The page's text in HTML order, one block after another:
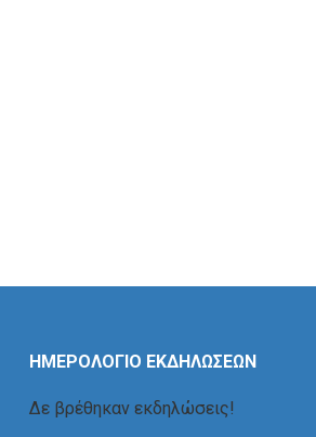
ΗΜΕΡΟΛΟΓΙΟ ΕΚΔΗΛΩΣΕΩΝ
Δε βρέθηκαν εκδηλώσεις!